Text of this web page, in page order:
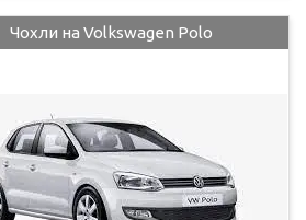
Чохли на Volkswagen Polo